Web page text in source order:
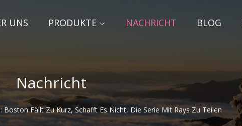
UNS PRODUKTE NACHRICHT BLOG
Nachricht
Boston Fällt Zu Kurz, Schafft Es Nicht, Die Serie Mit Rays Zu Teilen